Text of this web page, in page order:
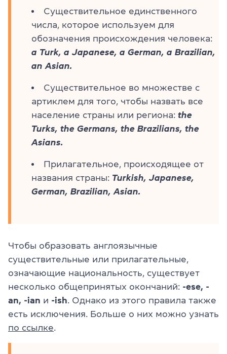
Существительное единственного
числа, которое используем для
обозначения происхождения человека:
a Turk, a Japanese, a German, a Brazilian,
an Asian.
Существительное во множестве с
артиклем для того, чтобы назвать все
население страны или региона: the
Turks, the Germans, the Brazilians, the
Asians.
Прилагательное, происходящее от
названия страны: Turkish, Japanese,
German, Brazilian, Asian.
Чтобы образовать англоязычные
существительные или прилагательные,
означающие национальность, существует
несколько общепринятых окончаний: -ese, -
an, -ian и -ish . Однако из этого правила также
есть исключения. Больше о них можно узнать
по ссылке